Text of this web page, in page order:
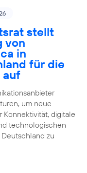
stellt
von
in
für die
um neue
Konnektivität, digitale
technologischen
zu